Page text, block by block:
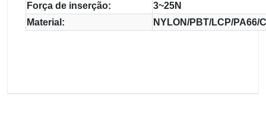
Força de inserção:
3~25N
Material:
NYLON/PBT/LCP/PA66/